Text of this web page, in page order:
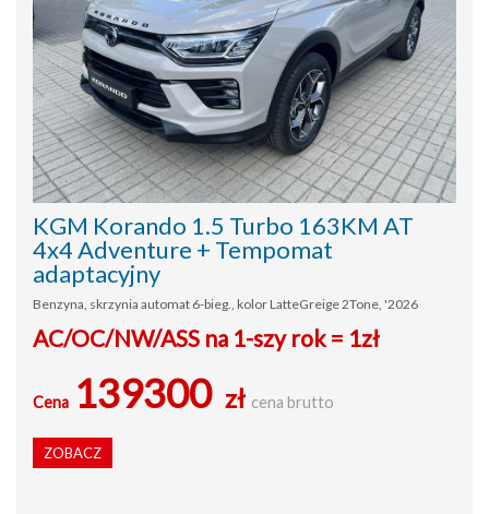
KGM Korando 1.5 Turbo 163KM AT
4x4 Adventure + Tempomat
adaptacyjny
Benzyna, skrzynia automat 6-bieg., kolor LatteGreige 2Tone, '2026
AC/OC/NW/ASS na 1-szy rok = 1zł
Cena 139300 zł cena brutto
ZOBACZ